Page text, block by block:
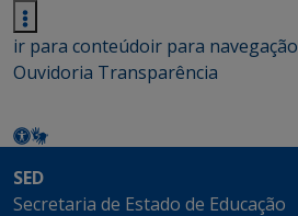
ir para conteúdoir para navegação
Ouvidoria Transparência
SED
Secretaria de Estado de Educação